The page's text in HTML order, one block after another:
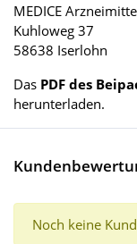
MEDICE
Kuhloweg 37
58638 Iserlohn
Das PDF des
herunterladen.
Noch keine